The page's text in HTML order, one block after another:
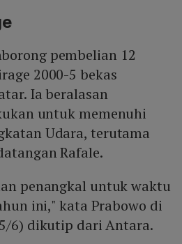
pembelian 12
2000-5 bekas
Ia beralasan
untuk memenuhi
Udara, terutama
Rafale.
penangkal untuk waktu
ini," kata Prabowo di
6) dikutip dari Antara.